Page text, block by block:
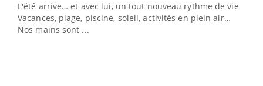
L'été arrive… et avec lui, un tout nouveau rythme de vie !
Vacances, plage, piscine, soleil, activités en plein air…
Nos mains sont ...